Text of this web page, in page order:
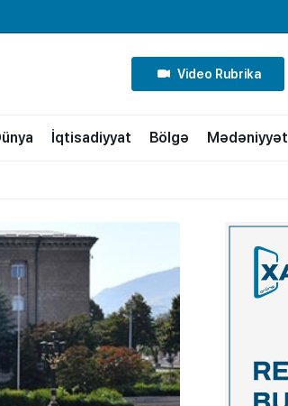
Video Rubrika
İqtisadiyyat Bölgə Mədəniyyət